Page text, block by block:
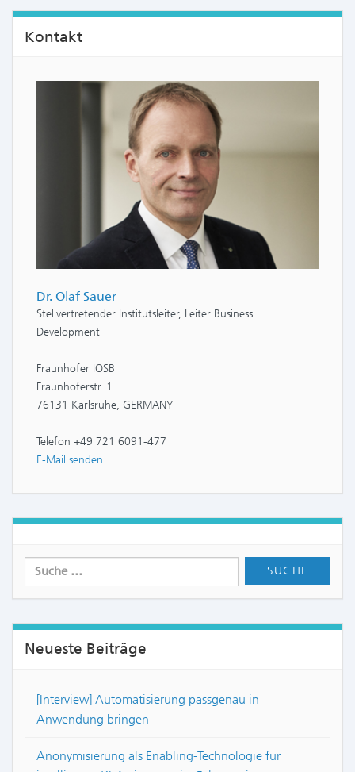
Kontakt
Dr. Olaf Sauer
Stellvertretender Institutsleiter, Leiter Business
Development
Fraunhofer IOSB
Fraunhoferstr. 1
76131 Karlsruhe, GERMANY
Telefon +49 721 6091-477
E-Mail senden
Neueste Beiträge
[Interview] Automatisierung passgenau in
Anwendung bringen
Anonymisierung als Enabling-Technologie für